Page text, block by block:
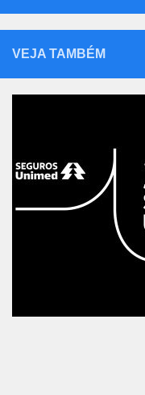
VEJA TAMBÉM